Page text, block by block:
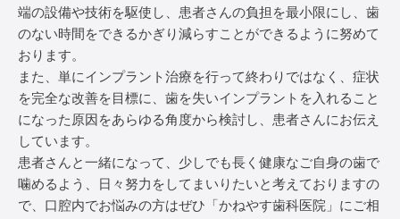
端の設備や技術を駆使し、患者さんの負担を最小限にし、歯
のない時間をできるかぎり減らすことができるように努めて
おります。
また、単にインプラント治療を行って終わりではなく、症状
を完全な改善を目標に、歯を失いインプラントを入れること
になった原因をあらゆる角度から検討し、患者さんにお伝え
しています。
患者さんと一緒になって、少しでも長く健康なご自身の歯で
噛めるよう、日々努力をしてまいりたいと考えておりますの
で、口腔内でお悩みの方はぜひ「かねやす歯科医院」にご相